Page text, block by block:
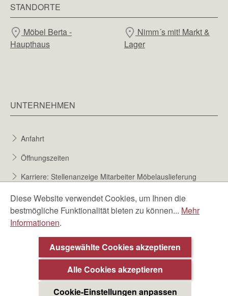
STANDORTE
Möbel Berta -
Haupthaus
Nimm´s mit! Markt &
Lager
UNTERNEHMEN
Anfahrt
Öffnungszeiten
Karriere: Stellenanzeige Mitarbeiter Möbelauslieferung
Karriere bei Möbel Berta
Bewerbungsformular
Diese Website verwendet Cookies, um Ihnen die
bestmögliche Funktionalität bieten zu können... Mehr
Informationen.
Ausgewählte Cookies akzeptieren
Alle Cookies akzeptieren
Cookie-Einstellungen anpassen